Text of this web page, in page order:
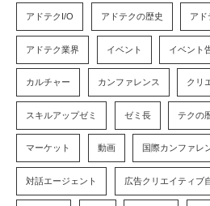
アドテクI/O アドテクの歴史 アド
アドテク業界 イベント イベント
カルチャー カンファレンス クリ
スキルアップゼミ ゼミ長 テクの
マーケット 動画 国際カンファレ
対話エージェント 広告クリエイティブ